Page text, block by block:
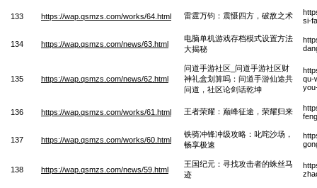
133 https://wap.qsmzs.com/works/64.html 雷霆万钧：震慑四方，破敌之术
si-
134 https://wap.qsmzs.com/news/63.html
电脑单机游戏存档模式设置方法
大揭秘
135 https://wap.qsmzs.com/news/62.html
问道手游社区_问道手游社区财
神礼盒划算吗：问道手游仙途共
问道，社区论剑话乾坤
qu-
136 https://wap.qsmzs.com/works/61.html 王者荣耀：巅峰征途，荣耀归来
137 https://wap.qsmzs.com/works/60.html
铁骑冲锋冲级攻略：叱咤沙场，
畅享极速
138 https://wap.qsmzs.com/news/59.html
王国纪元：寻找攻击者的蛛丝马
迹